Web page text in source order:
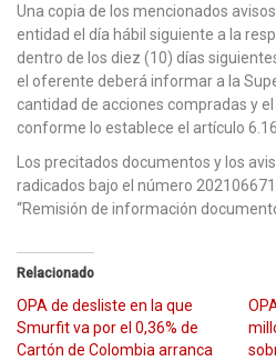
Una copia de los mencionados
entidad el día hábil siguiente a la
dentro de los diez (10) días
el oferente deberá informar a la
cantidad de acciones compradas y
conforme lo establece el artículo
Los precitados documentos y los
radicados bajo el número
“Remisión de información
Relacionado
OPA de desliste en la que
Smurfit va por el 0,36% de
Cartón de Colombia arranca